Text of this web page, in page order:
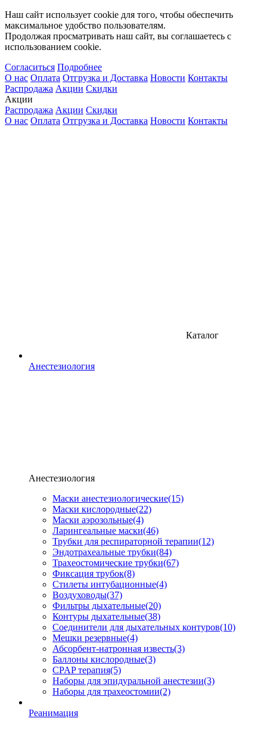
Наш сайт использует cookie для того, чтобы обеспечить
максимальное удобство пользователям.
Продолжая просматривать наш сайт, вы соглашаетесь с
использованием cookie.
Согласиться Подробнее
О нас Оплата Отгрузка и Доставка Новости Контакты
Распродажа Акции Скидки
Акции
Распродажа Акции Скидки
О нас Оплата Отгрузка и Доставка Новости Контакты
Каталог
Анестезиология
Анестезиология
Маски анестезиологические(15)
Маски кислородные(22)
Маски аэрозольные(4)
Ларингеальные маски(46)
Трубки для респираторной терапии(12)
Эндотрахеальные трубки(84)
Трахеостомические трубки(67)
Фиксация трубок(8)
Стилеты интубационные(4)
Воздуховоды(37)
Фильтры дыхательные(20)
Контуры дыхательные(38)
Соединители для дыхательных контуров(10)
Мешки резервные(4)
Абсорбент-натронная известь(3)
Баллоны кислородные(3)
CPAP терапия(5)
Наборы для эпидуральной анестезии(3)
Наборы для трахеостомии(2)
Реанимация